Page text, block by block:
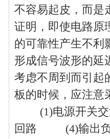
不容易起皮，
证明，即使电路原
的可靠性产生不利
形成信号波形的延
考虑不周到而引起
板的时候，应注意
(1)电源开关交
回路 (4)输出负